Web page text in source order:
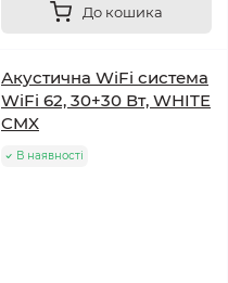
До кошика
Акустична WiFi система
WiFi 62, 30+30 Вт, WHITE
CMX
В наявності